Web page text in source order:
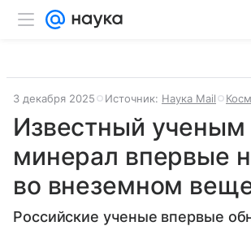
3 декабря 2025 Источник: Наука Mail
Известный ученым
минерал впервые
во внеземном
Российские ученые впервые